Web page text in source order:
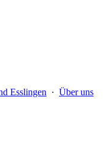
Esslingen · Über uns